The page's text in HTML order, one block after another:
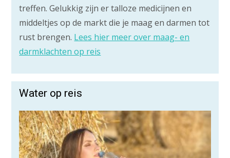
treffen. Gelukkig zijn er talloze medicijnen en
middeltjes op de markt die je maag en darmen tot
rust brengen. Lees hier meer over maag- en
darmklachten op reis
Water op reis